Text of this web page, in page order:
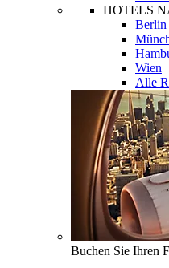
HOTELS
Berlin
Wien
Alle
Buchen Sie Ihren